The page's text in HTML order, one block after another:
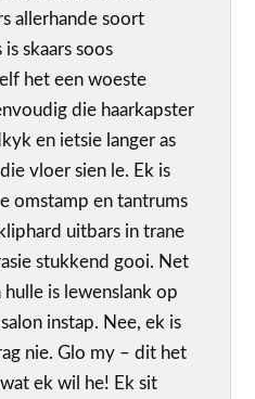
allerhande soort
skaars soos
het een woeste
die haarkapster
en ietsie langer as
vloer sien le. Ek is
omstamp en tantrums
uitbars in trane
stukkend gooi. Net
is lewenslank op
instap. Nee, ek is
nie. Glo my – dit het
ek wil he! Ek sit